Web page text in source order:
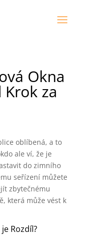
Okna
za
oblíbená, a to
ale ví, že je
do zimního
seřízení můžete
zbytečnému
která může vést k
Rozdíl?